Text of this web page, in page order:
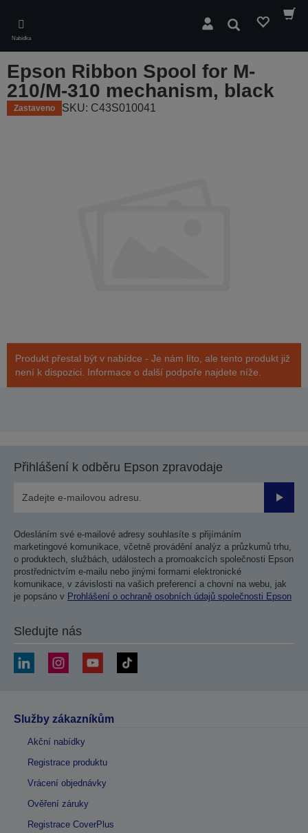
main
content
Nabídka
Hledat
Epson Ribbon Spool for M-
210/M-310 mechanism, black
Zastaveno SKU: C43S010041
Produkt přestal být v nabídce - Je nám líto, ale tento produkt již
není k dispozici. Informace o další podpoře najdete níže.
Přihlášení k odběru Epson zpravodaje
Odesláním své e-mailové adresy souhlasíte s přijímáním
marketingové komunikace, včetně provádění analýz a průzkumů trhu,
o produktech, službách, událostech a promoakcích společnosti Epson
prostřednictvím e-mailu nebo jinými formami elektronické
komunikace, v závislosti na vašich preferencí a chovní na webu, jak
je popsáno v Prohlášení o ochraně osobních údajů společnosti Epson
Sledujte nás
Služby zákazníkům
Akční nabídky
Registrace produktu
Vrácení objednávky
Ověření záruky
Registrace CoverPlus